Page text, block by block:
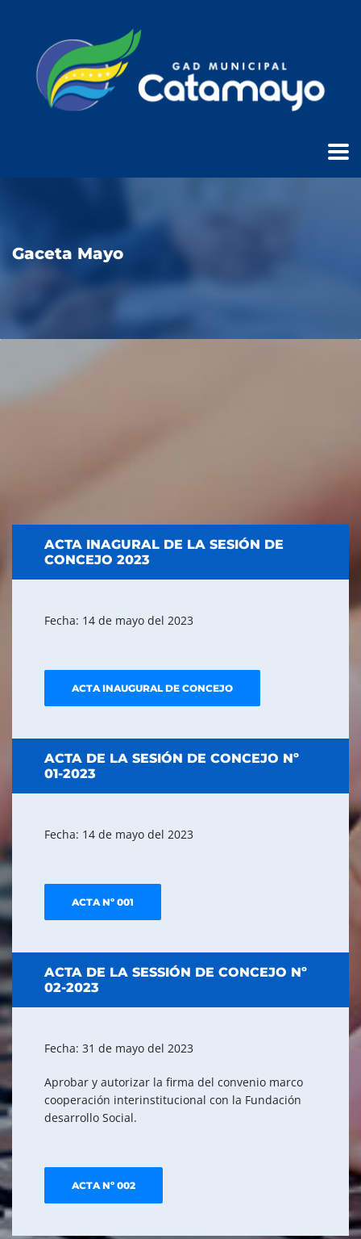
Gaceta Mayo
ACTA INAGURAL DE LA SESIÓN DE
CONCEJO 2023
Fecha: 14 de mayo del 2023
ACTA INAUGURAL DE CONCEJO
ACTA DE LA SESIÓN DE CONCEJO Nº
01-2023
Fecha: 14 de mayo del 2023
ACTA Nº 001
ACTA DE LA SESSIÓN DE CONCEJO Nº
02-2023
Fecha: 31 de mayo del 2023
Aprobar y autorizar la firma del convenio marco
cooperación interinstitucional con la Fundación
desarrollo Social.
ACTA Nº 002